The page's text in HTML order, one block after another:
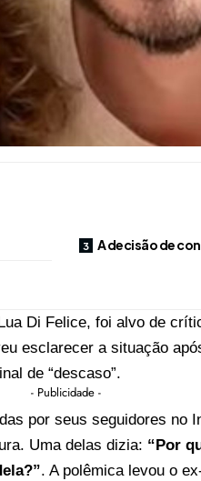
A decisão de
Di Felice, foi alvo de
esclarecer a situação
de “descaso”.
- Publicidade -
por seus seguidores no
Uma delas dizia: “Por
. A polêmica levou o